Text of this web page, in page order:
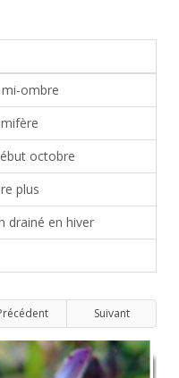
ombre
octobre
plus
drainé en hiver
Suivant